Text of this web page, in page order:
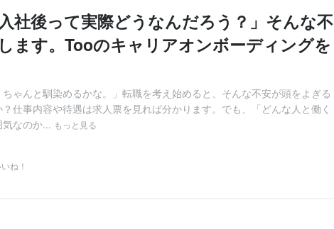
社後って実際どうなんだろう？」そんな不
ます。Tooのキャリアオンボーディングを
ちゃんと馴染めるかな。」転職を考え始めると、そんな不安が頭をよぎる
仕事内容や待遇は求人票を見れば分かります。でも、「どんな人と働く
なのか... もっと見る
ね！